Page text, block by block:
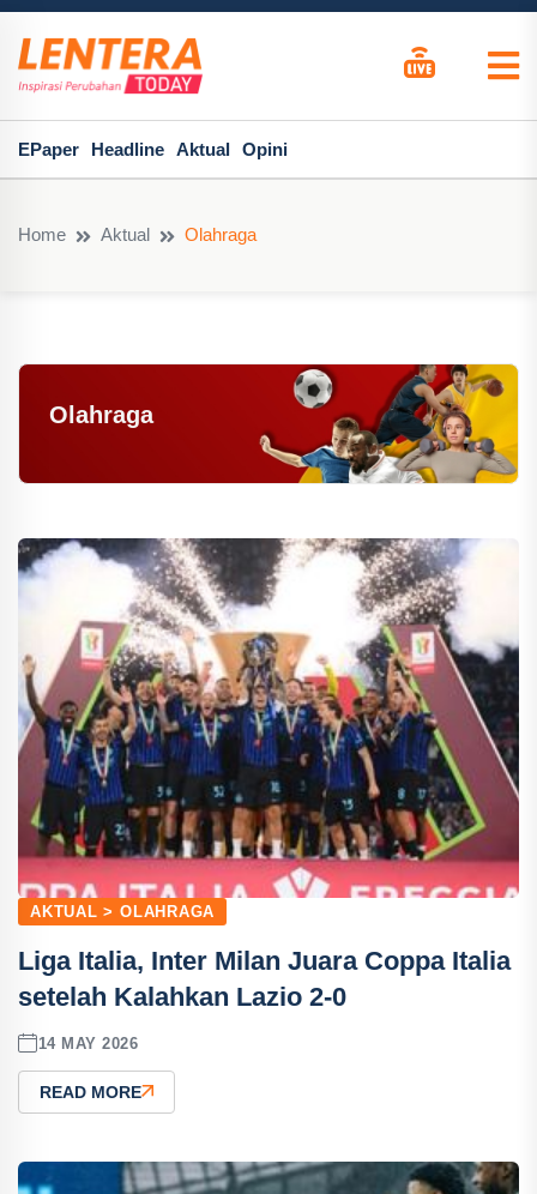
EPaper Headline Aktual Opini
Home Aktual Olahraga
Olahraga
AKTUAL > OLAHRAGA
Liga Italia, Inter Milan Juara Coppa Italia
setelah Kalahkan Lazio 2-0
14 MAY 2026
READ MORE